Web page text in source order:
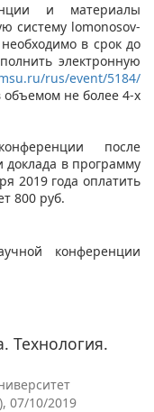
и материалы
систему lomonosov-
в срок до
электронную
rus/event/5184/
объемом не более 4-х
после
в программу
2019 года оплатить
800 руб.
конференции
07/10/2019